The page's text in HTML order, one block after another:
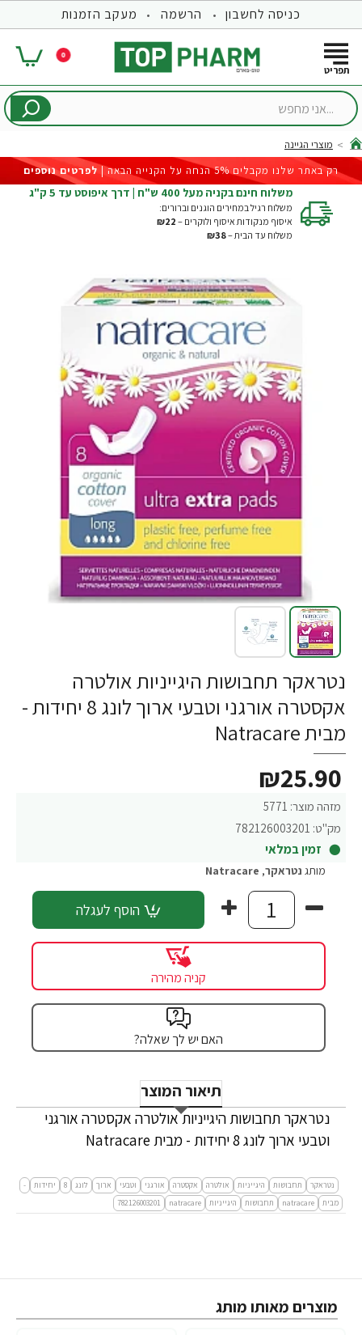
כניסה לחשבון הרשמה מעקב הזמנות
0
...אני
home
מוצרי הגיינה
רק באתר שלנו מקבלים 5% הנחה על הקנייה הבאה |
לפרטים נוספים
משלוח חינם בקניה מעל 400 ש"ח | דרך איפוסט עד 5 ק"ג
משלוח רגיל במחירים הוגנים וברורים:
איסוף מנקודות איסוף ולוקרים – ₪22
משלוח עד הבית –₪38
נטראקר תחבושות היגייניות אולטרה
אקסטרה אורגני וטבעי ארוך לונג 8 יחידות -
מבית Natracare
מזהה מוצר: 5771
מק"ט: 782126003201
זמין במלאי
₪25.90
מותג נטראקר,
Natracare
הוסף לעגלה
קניה מהירה
האם יש לך שאלה?
תיאור המוצר
נטראקר תחבושות היגייניות אולטרה אקסטרה אורגני
וטבעי ארוך לונג 8 יחידות - מבית Natracare
נטראקר תחבושות היגייניות אולטרה אקסטרה אורגני וטבעי ארוך לונג 8 יחידות
-
מבית
natracare תחבושות היגייניות natracare
782126003201
מוצרים מאותו מותג